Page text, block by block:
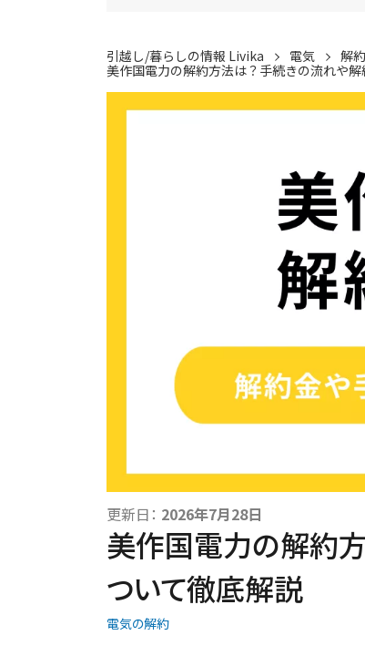
引越し/暮らしの情報 Livika 電気
解
美作国電力の解約方法は？手続きの流れや
更新日： 2026年7月28日
美作国電力の解約
ついて徹底解説
電気の解約